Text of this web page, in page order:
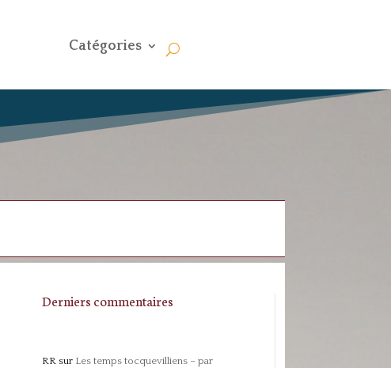
Catégories
Derniers commentaires
RRsur Les temps tocquevilliens – par